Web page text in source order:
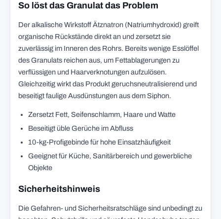
So löst das Granulat das Problem
Der alkalische Wirkstoff Ätznatron (Natriumhydroxid) greift
organische Rückstände direkt an und zersetzt sie
zuverlässig im Inneren des Rohrs. Bereits wenige Esslöffel
des Granulats reichen aus, um Fettablagerungen zu
verflüssigen und Haarverknotungen aufzulösen.
Gleichzeitig wirkt das Produkt geruchsneutralisierend und
beseitigt faulige Ausdünstungen aus dem Siphon.
Zersetzt Fett, Seifenschlamm, Haare und Watte
Beseitigt üble Gerüche im Abfluss
10-kg-Profigebinde für hohe Einsatzhäufigkeit
Geeignet für Küche, Sanitärbereich und gewerbliche
Objekte
Sicherheitshinweis
Die Gefahren- und Sicherheitsratschläge sind unbedingt zu